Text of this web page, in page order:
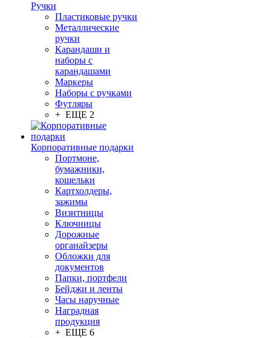
Ручки
Пластиковые ручки
Металлические
ручки
Карандаши и
наборы с
карандашами
Маркеры
Наборы с ручками
Футляры
+ ЕЩЕ 2
Корпоративные подарки
Портмоне,
бумажники,
кошельки
Картхолдеры,
зажимы
Визитницы
Ключницы
Дорожные
органайзеры
Обложки для
документов
Папки, портфели
Бейджи и ленты
Часы наручные
Наградная
продукция
+ ЕЩЕ 6